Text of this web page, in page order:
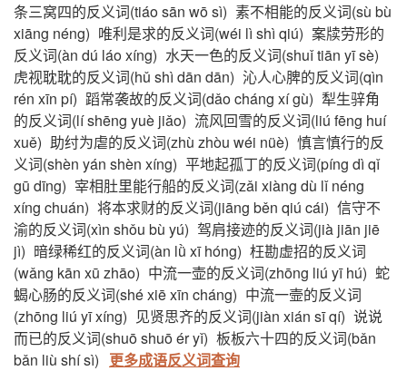
条三窝四的反义词(tiáo sān wō sì) 素不相能的反义词(sù bù
xiāng néng) 唯利是求的反义词(wéi lì shì qiú) 案牍劳形的
反义词(àn dú láo xíng) 水天一色的反义词(shuǐ tiān yī sè)
虎视耽耽的反义词(hǔ shì dān dān) 沁人心脾的反义词(qìn
rén xīn pí) 蹈常袭故的反义词(dǎo cháng xí gù) 犁生骍角
的反义词(lí shēng yuè jiǎo) 流风回雪的反义词(liú fēng huí
xuě) 助纣为虐的反义词(zhù zhòu wéi nüè) 慎言慎行的反
义词(shèn yán shèn xíng) 平地起孤丁的反义词(píng dì qǐ
gū dīng) 宰相肚里能行船的反义词(zǎi xiàng dù lǐ néng
xíng chuán) 将本求财的反义词(jiāng běn qiú cái) 信守不
渝的反义词(xìn shǒu bù yú) 驾肩接迹的反义词(jià jiān jiē
jì) 暗绿稀红的反义词(àn lǜ xī hóng) 枉勘虚招的反义词
(wǎng kān xū zhāo) 中流一壶的反义词(zhōng liú yī hú) 蛇
蝎心肠的反义词(shé xiē xīn cháng) 中流一壸的反义词
(zhōng liú yī xíng) 见贤思齐的反义词(jiàn xián sī qí) 说说
而已的反义词(shuō shuō ér yǐ) 板板六十四的反义词(bǎn
bǎn liù shí sì) 更多成语反义词查询